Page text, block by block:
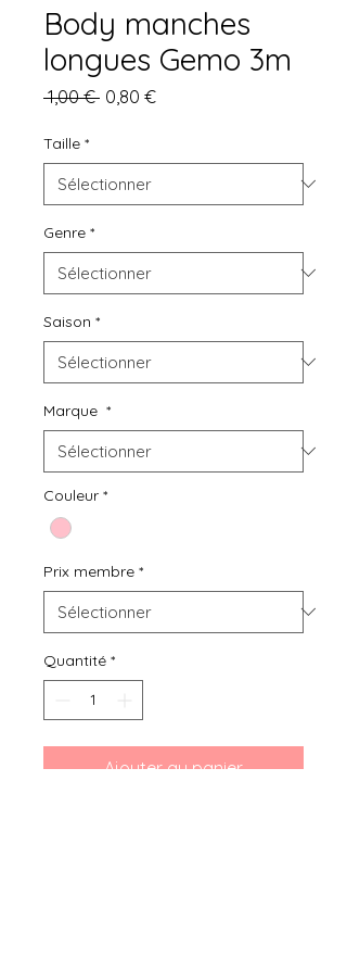
Body manches
longues Gemo 3m
1,00 € Prix
0,80 €Prix
Taille *
Genre *
Saison *
Marque *
Couleur *
Prix membre *
Quantité *
Ajouter au panier